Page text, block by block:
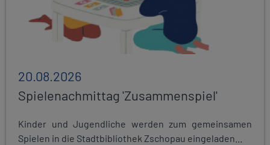
20.08.2026
Spielenachmittag 'Zusammenspiel'
Kinder und Jugendliche werden zum gemeinsamen
Spielen in die Stadtbibliothek Zschopau eingeladen...